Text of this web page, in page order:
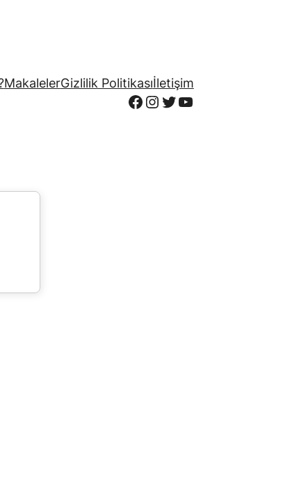
MakalelerGizlilik Politikasıİletişim
Facebook
Instagram
Twitter
YouTube